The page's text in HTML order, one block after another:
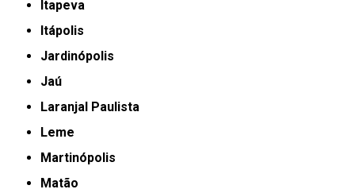
Itapeva
Itápolis
Jardinópolis
Jaú
Laranjal Paulista
Leme
Martinópolis
Matão